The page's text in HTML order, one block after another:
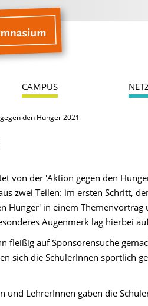
CAMPUS
den Hunger 2021
von der 'Aktion gegen den
zwei Teilen: im ersten Schritt,
Hunger' in einem
Augenmerk lag hierbei
fleißig auf Sponsorensuche
sich die SchülerInnen sportlich
und LehrerInnen gaben die